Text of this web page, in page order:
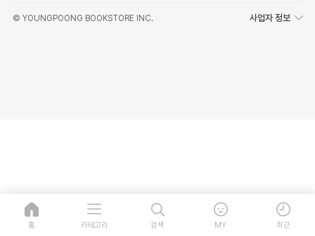
© YOUNGPOONG BOOKSTORE INC. 사업자 정보
홈 카테고리 검색 MY 최근